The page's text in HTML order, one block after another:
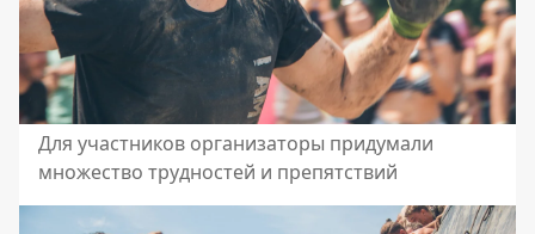
Для участников организаторы придумали
множество трудностей и препятствий